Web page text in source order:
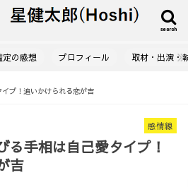
search
定の感想 プロフィール 取材・出演・
プ！追いかけられる恋が吉
感情線
る手相は自己愛タイプ！
吉